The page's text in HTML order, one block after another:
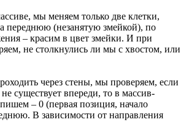
мы меняем только две клетки,
переднюю (незанятую змейкой), по
– красим в цвет змейки. И при
не столкнулись ли мы с хвостом, или
через стены, мы проверяем, если
существует впереди, то в массив-
– 0 (первая позиция, начало
В зависимости от направления